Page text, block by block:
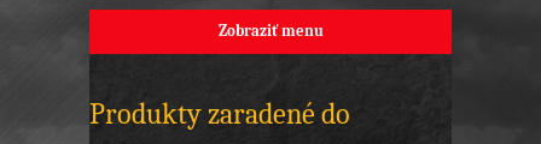
Zobraziť menu
Produkty zaradené do